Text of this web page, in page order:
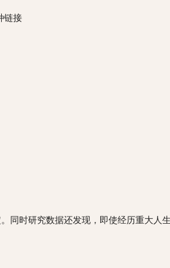
链接
同时研究数据还发现，即使经历重大人